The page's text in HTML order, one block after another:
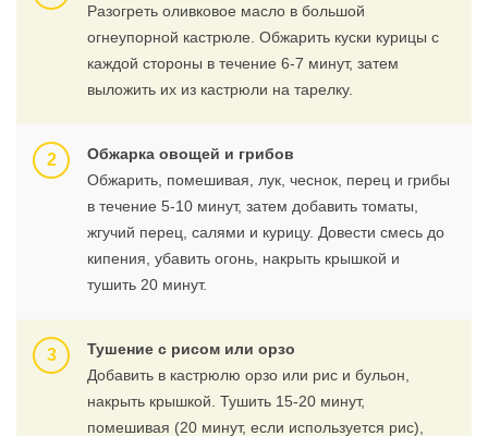
Разогреть оливковое масло в большой
огнеупорной кастрюле. Обжарить куски курицы с
каждой стороны в течение 6-7 минут, затем
выложить их из кастрюли на тарелку.
Обжарка овощей и грибов
Обжарить, помешивая, лук, чеснок, перец и грибы
в течение 5-10 минут, затем добавить томаты,
жгучий перец, салями и курицу. Довести смесь до
кипения, убавить огонь, накрыть крышкой и
тушить 20 минут.
Тушение с рисом или орзо
Добавить в кастрюлю орзо или рис и бульон,
накрыть крышкой. Тушить 15-20 минут,
помешивая (20 минут, если используется рис),